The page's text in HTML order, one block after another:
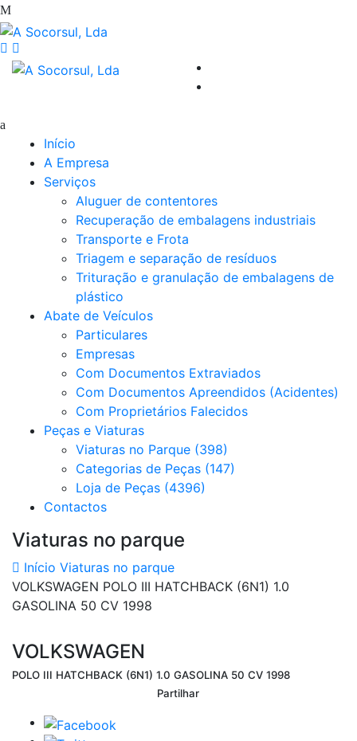
Início
A Empresa
Serviços
Aluguer de contentores
Recuperação de embalagens industriais
Transporte e Frota
Triagem e separação de resíduos
Trituração e granulação de embalagens de
plástico
Abate de Veículos
Particulares
Empresas
Com Documentos Extraviados
Com Documentos Apreendidos (Acidentes)
Com Proprietários Falecidos
Peças e Viaturas
Viaturas no Parque (398)
Categorias de Peças (147)
Loja de Peças (4396)
Contactos
Viaturas no parque
Início Viaturas no parque
VOLKSWAGEN POLO III HATCHBACK (6N1) 1.0
GASOLINA 50 CV 1998
VOLKSWAGEN
POLO III HATCHBACK (6N1) 1.0 GASOLINA 50 CV 1998
Partilhar